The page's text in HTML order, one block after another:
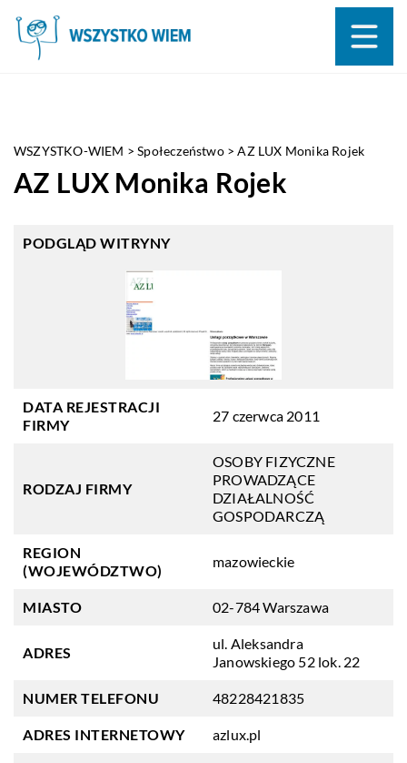
WSZYSTKO-WIEM >Społeczeństwo>AZ LUX Monika Rojek
AZ LUX Monika Rojek
PODGLĄD WITRYNY
DATA REJESTRACJI
FIRMY
27 czerwca 2011
RODZAJ FIRMY
OSOBY FIZYCZNE
PROWADZĄCE
DZIAŁALNOŚĆ
GOSPODARCZĄ
REGION
(WOJEWÓDZTWO)
mazowieckie
MIASTO 02-784 Warszawa
ADRES
ul. Aleksandra
Janowskiego 52 lok. 22
NUMER TELEFONU 48228421835
ADRES INTERNETOWY azlux.pl